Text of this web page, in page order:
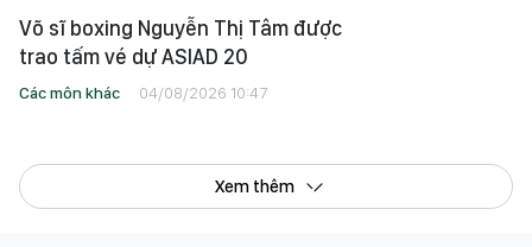
Võ sĩ boxing Nguyễn Thị Tâm được
trao tấm vé dự ASIAD 20
Các môn khác 04/08/2026 10:47
Xem thêm